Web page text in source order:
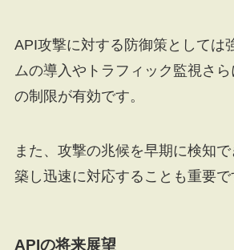
API攻撃に対する防御策としては
ムの導入やトラフィック監視さ
の制限が有効です。
また、攻撃の兆候を早期に検知
築し迅速に対応することも重要で
APIの将来展望